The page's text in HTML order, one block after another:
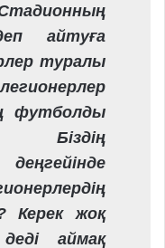
айтуға
туралы
футболды
Біздің
Керек жоқ
аймақ